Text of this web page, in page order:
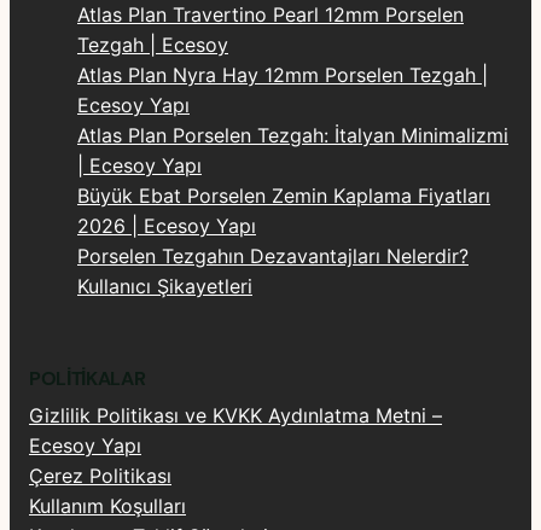
Atlas Plan Travertino Pearl 12mm Porselen
Tezgah | Ecesoy
Atlas Plan Nyra Hay 12mm Porselen Tezgah |
Ecesoy Yapı
Atlas Plan Porselen Tezgah: İtalyan Minimalizmi
| Ecesoy Yapı
Büyük Ebat Porselen Zemin Kaplama Fiyatları
2026 | Ecesoy Yapı
Porselen Tezgahın Dezavantajları Nelerdir?
Kullanıcı Şikayetleri
POLITIKALAR
Gizlilik Politikası ve KVKK Aydınlatma Metni –
Ecesoy Yapı
Çerez Politikası
Kullanım Koşulları